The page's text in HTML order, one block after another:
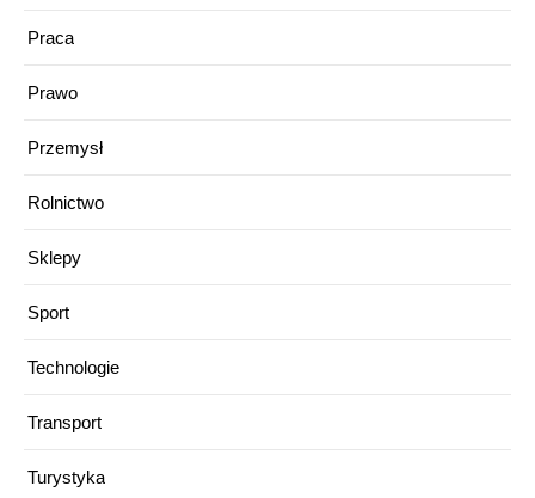
Praca
Prawo
Przemysł
Rolnictwo
Sklepy
Sport
Technologie
Transport
Turystyka